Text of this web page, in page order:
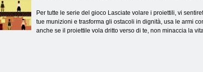
Per tutte le serie del gioco Lasciate volare i proiettili, vi
tue munizioni e trasforma gli ostacoli in dignità, usa le armi
anche se il proiettile vola dritto verso di te, non minaccia la